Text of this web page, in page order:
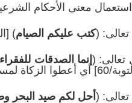
معنى الأحكام
(كتب عليكم الصيام)
( إنما الصدقات
الزكاة لمستحقيها المذكورين.
(أحل لكم صيد البحر